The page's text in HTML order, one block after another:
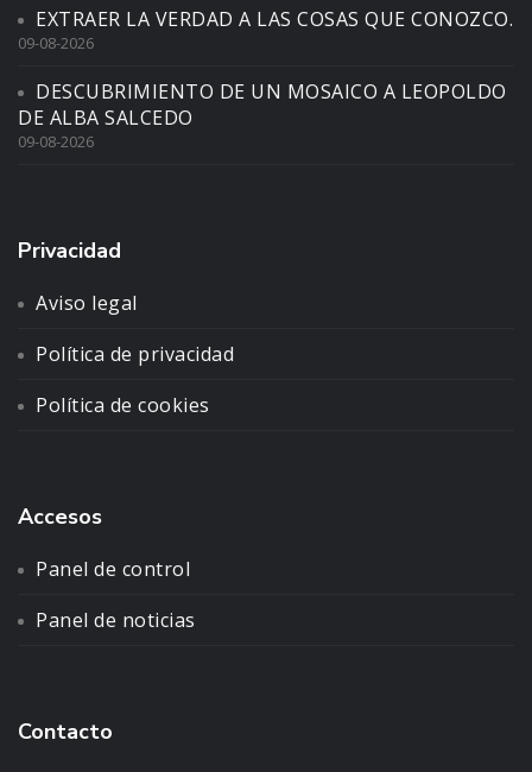
EXTRAER LA VERDAD A LAS COSAS QUE CONOZCO.
09-08-2026
DESCUBRIMIENTO DE UN MOSAICO A LEOPOLDO
DE ALBA SALCEDO
09-08-2026
Privacidad
Aviso legal
Política de privacidad
Política de cookies
Accesos
Panel de control
Panel de noticias
Contacto